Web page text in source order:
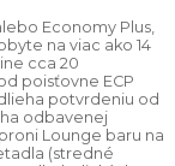
Economy Plus,
na viac ako 14
cca 20
poisťovne ECP
potvrdeniu od
odbavenej
Lounge baru na
(stredné